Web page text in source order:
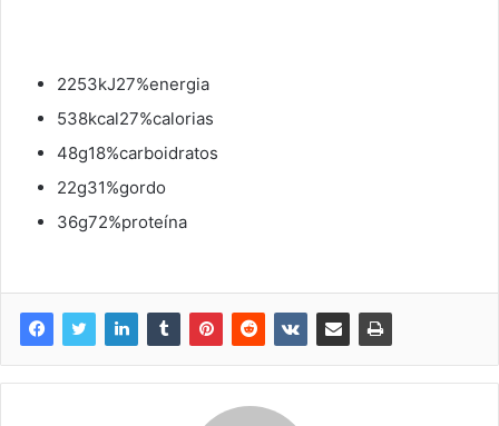
2253kJ27%energia
538kcal27%calorias
48g18%carboidratos
22g31%gordo
36g72%proteína